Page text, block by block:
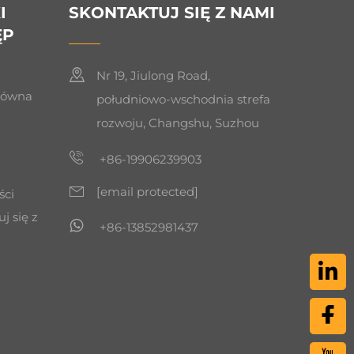
się z
SKONTAKTUJ SIĘ Z NAMI
Nr 19, Jiulong Road,
południowo-wschodnia strefa
rozwoju, Changshu, Suzhou
+86-19906239903
[email protected]
+86-13852981437